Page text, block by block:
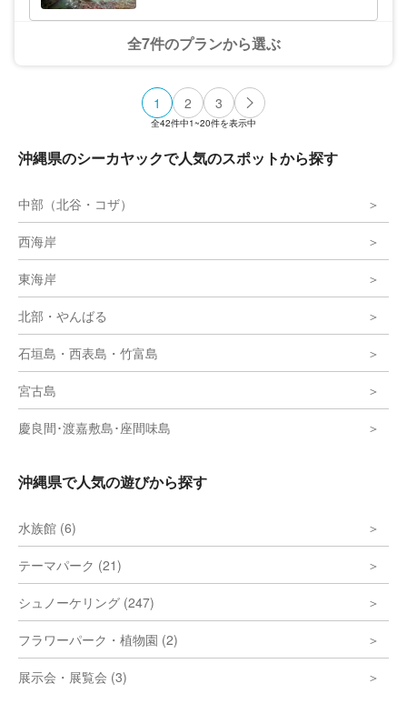
全7件のプランから選ぶ
1 2 3
全42件中1~20件を表示中
沖縄県のシーカヤックで人気のスポットから探す
中部（北谷・コザ）
西海岸
東海岸
北部・やんばる
石垣島・西表島・竹富島
宮古島
慶良間･渡嘉敷島･座間味島
沖縄県で人気の遊びから探す
水族館 (6)
テーマパーク (21)
シュノーケリング (247)
フラワーパーク・植物園 (2)
展示会・展覧会 (3)